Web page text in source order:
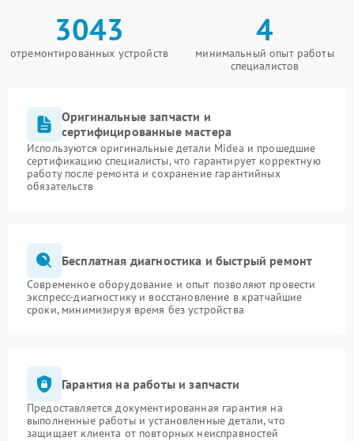
3043
отремонтированных устройств
4
минимальный опыт работы
специалистов
Оригинальные запчасти и
сертифицированные мастера
Используются оригинальные детали Midea и прошедшие
сертификацию специалисты, что гарантирует корректную
работу после ремонта и сохранение гарантийных
обязательств
Бесплатная диагностика и быстрый ремонт
Современное оборудование и опыт позволяют провести
экспресс-диагностику и восстановление в кратчайшие
сроки, минимизируя время без устройства
Гарантия на работы и запчасти
Предоставляется документированная гарантия на
выполненные работы и установленные детали, что
защищает клиента от повторных неисправностей